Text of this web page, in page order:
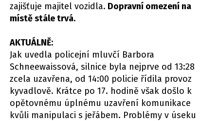
zajišťuje majitel vozidla. Dopravní omezení na
místě stále trvá.
AKTUÁLNĚ:
Jak uvedla policejní mluvčí Barbora
Schneewaissová, silnice byla nejprve od 13:28
zcela uzavřena, od 14:00 policie řídila provoz
kyvadlově. Krátce po 17. hodině však došlo k
opětovnému úplnému uzavření komunikace
kvůli manipulaci s jeřábem. Problémy v úseku